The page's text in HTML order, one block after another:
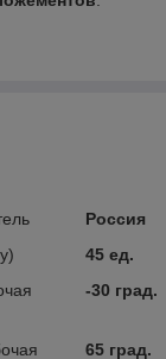
Россия
45 ед.
-30 град.
65 град.